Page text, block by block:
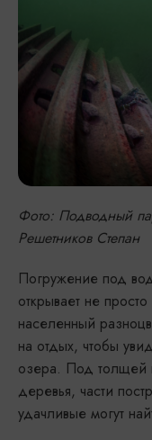
Фото: Подводный
Решетников Степан
Погружение под
открывает не
населенный
на отдых, чтобы
озера. Под толщей
деревья, части
удачливые могут